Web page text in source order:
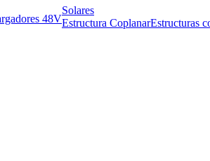
48V
Solares
Estructura CoplanarEstructuras